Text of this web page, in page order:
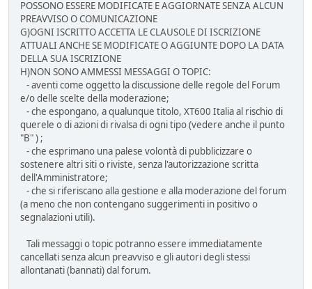
POSSONO ESSERE MODIFICATE E AGGIORNATE SENZA ALCUN
PREAVVISO O COMUNICAZIONE
G)OGNI ISCRITTO ACCETTA LE CLAUSOLE DI ISCRIZIONE
ATTUALI ANCHE SE MODIFICATE O AGGIUNTE DOPO LA DATA
DELLA SUA ISCRIZIONE
H)NON SONO AMMESSI MESSAGGI O TOPIC:
- aventi come oggetto la discussione delle regole del Forum
e/o delle scelte della moderazione;
- che espongano, a qualunque titolo, XT600 Italia al rischio di
querele o di azioni di rivalsa di ogni tipo (vedere anche il punto
"B" ) ;
- che esprimano una palese volontà di pubblicizzare o
sostenere altri siti o riviste, senza l'autorizzazione scritta
dell'Amministratore;
- che si riferiscano alla gestione e alla moderazione del forum
(a meno che non contengano suggerimenti in positivo o
segnalazioni utili).
Tali messaggi o topic potranno essere immediatamente
cancellati senza alcun preavviso e gli autori degli stessi
allontanati (bannati) dal forum.